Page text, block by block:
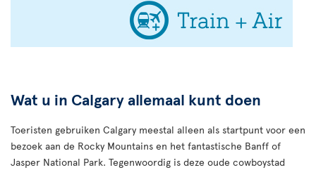
Wat u in Calgary allemaal kunt doen
Toeristen gebruiken Calgary meestal alleen als startpunt voor een
bezoek aan de Rocky Mountains en het fantastische Banff of
Jasper National Park. Tegenwoordig is deze oude cowboystad